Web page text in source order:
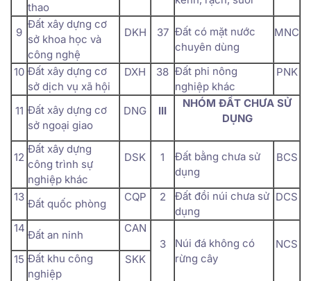
thao
9
Đất xây dựng cơ
sở khoa học và
công nghệ
DKH 37 Đất có mặt nước
chuyên dùng
MNC
10 Đất xây dựng cơ
sở dịch vụ xã hội
DXH 38 Đất phi nông
nghiệp khác
PNK
11 Đất xây dựng cơ
sở ngoại giao
DNG III
NHÓM ĐẤT CHƯA SỬ
DỤNG
12
Đất xây dựng
công trình sự
nghiệp khác
DSK 1
Đất bằng chưa sử
dụng
BCS
13
Đất quốc phòng
CQP 2
Đất đồi núi chưa sử
dụng
DCS
14
Đất an ninh
CAN
3
Núi đá không có
rừng cây
NCS
15 Đất khu công
nghiệp
SKK